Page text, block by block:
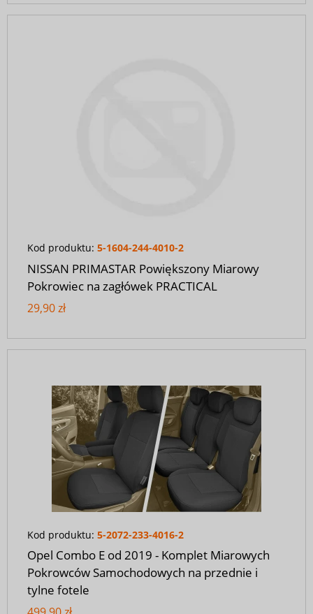
Kod produktu: 5-1604-244-4010-2
NISSAN PRIMASTAR Powiększony Miarowy
Pokrowiec na zagłówek PRACTICAL
29,90 zł
Kod produktu: 5-2072-233-4016-2
Opel Combo E od 2019 - Komplet Miarowych
Pokrowców Samochodowych na przednie i
tylne fotele